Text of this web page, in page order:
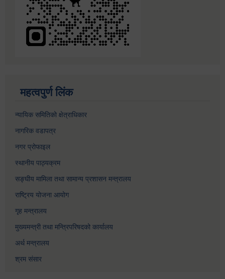
महत्वपुर्ण लिंक
न्यायिक समितिको क्षेत्राधिकार
नागरिक वडापत्र
नगर प्रोफाइल
स्थानीय पाठ्यक्रम
सङ्घीय मामिला तथा सामान्य प्रशासन मन्त्रालय
राष्ट्रिय योजना आयोग
गृह मन्त्रालय
मुख्यमन्त्री तथा मन्त्रिपरिषदको कार्यालय
अर्थ मन्त्रालय
श्रम संसार